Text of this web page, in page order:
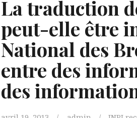
La traduction
peut-elle être
National des
entre des
des